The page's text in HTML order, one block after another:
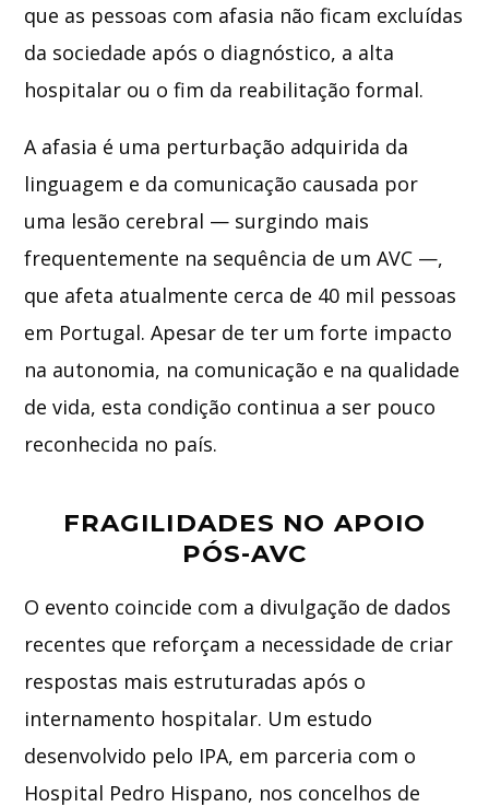
que as pessoas com afasia não ficam excluídas
da sociedade após o diagnóstico, a alta
hospitalar ou o fim da reabilitação formal.
A afasia é uma perturbação adquirida da
linguagem e da comunicação causada por
uma lesão cerebral — surgindo mais
frequentemente na sequência de um AVC —,
que afeta atualmente cerca de 40 mil pessoas
em Portugal. Apesar de ter um forte impacto
na autonomia, na comunicação e na qualidade
de vida, esta condição continua a ser pouco
reconhecida no país.
FRAGILIDADES NO APOIO
PÓS-AVC
O evento coincide com a divulgação de dados
recentes que reforçam a necessidade de criar
respostas mais estruturadas após o
internamento hospitalar. Um estudo
desenvolvido pelo IPA, em parceria com o
Hospital Pedro Hispano, nos concelhos de